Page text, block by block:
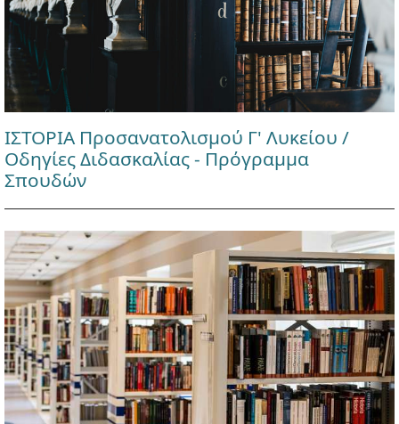
ΙΣΤΟΡΙΑ Προσανατολισμού Γ' Λυκείου /
Οδηγίες Διδασκαλίας - Πρόγραμμα
Σπουδών